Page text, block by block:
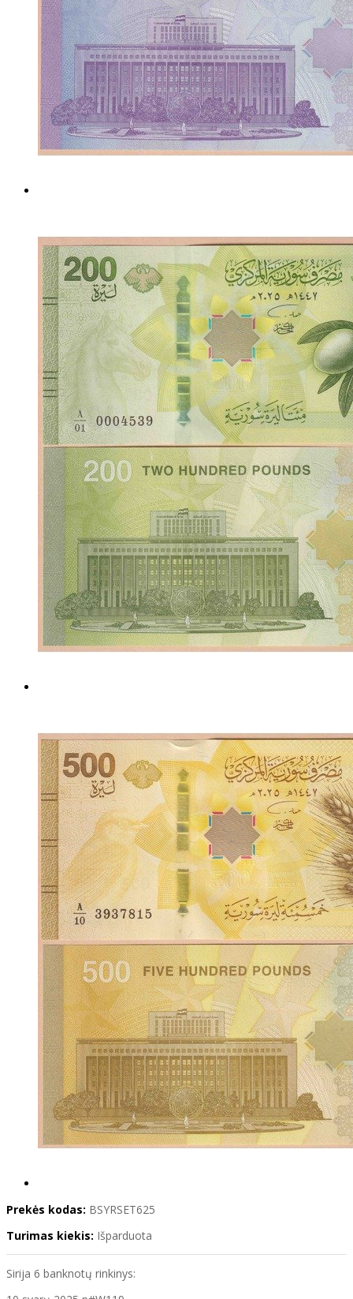
Prekės kodas: BSYRSET625
Turimas kiekis: Išparduota
Sirija 6 banknotų rinkinys: